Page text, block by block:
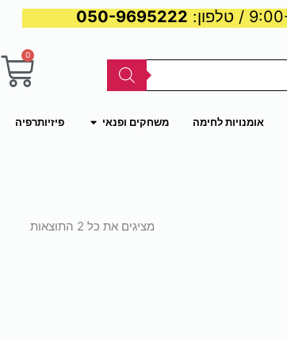
050-9695222
0
אומנויות לחימה משחקים ופנאי פתח משחקים ופנאי
פיזיותרפיה
מציגים את כל ⁦2⁩ התוצאות לפי